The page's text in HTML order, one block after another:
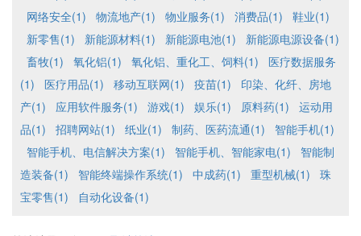
网络安全(1)
物流地产(1) 物业服务(1) 消费品(1)
鞋业(1)
新零售(1)
新能源材料(1) 新能源电池(1)
新能源电源设备(1)
畜牧(1)
氧化铝(1) 氧化铝、重化工、饲料(1)
医疗数据服务
(1)
医疗用品(1) 移动互联网(1) 疫苗(1)
印染、化纤、房地
产(1)
应用软件服务(1) 游戏(1) 娱乐(1) 原料药(1)
运动用
品(1)
招聘网站(1) 纸业(1) 制药、医药流通(1)
智能手机(1)
智能手机、电信解决方案(1)
智能手机、智能家电(1)
智能制
造装备(1)
智能终端操作系统(1) 中成药(1) 重型机械(1)
珠
宝零售(1)
自动化设备(1)